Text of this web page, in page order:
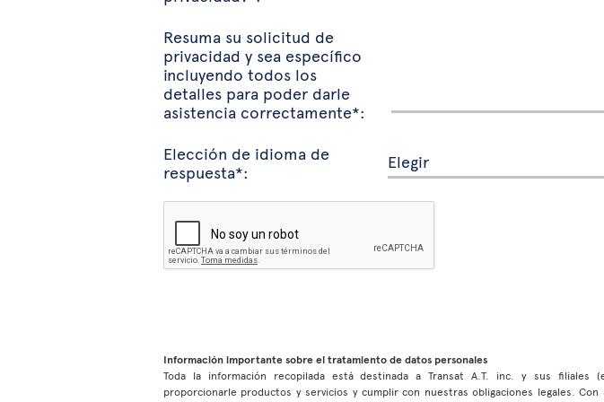
Resuma su solicitud de
privacidad y sea específico
incluyendo todos los
detalles para poder darle
asistencia correctamente*:
Elección de idioma de
respuesta*:
Información importante sobre el tratamiento de datos personales
Toda la información recopilada está destinada a Transat A.T. inc. y sus filiales
proporcionarle productos y servicios y cumplir con nuestras obligaciones legales.